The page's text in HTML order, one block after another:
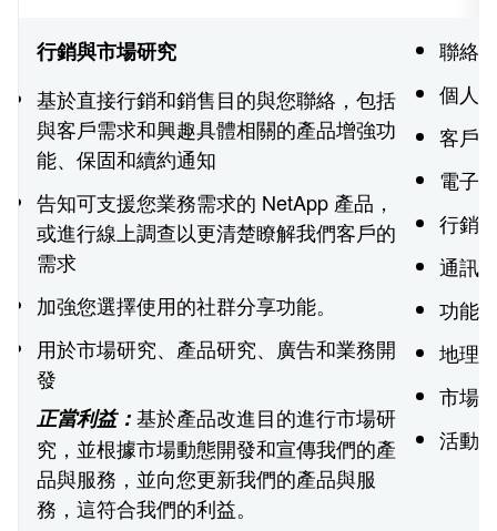
行銷與市場研究
基於直接行銷和銷售目的與您聯絡，包括
與客戶需求和興趣具體相關的產品增強功
能、保固和續約通知
告知可支援您業務需求的 NetApp 產品，
或進行線上調查以更清楚瞭解我們客戶的
需求
加強您選擇使用的社群分享功能。
用於市場研究、產品研究、廣告和業務開
發
正當利益：基於產品改進目的進行市場研
究，並根據市場動態開發和宣傳我們的產
品與服務，並向您更新我們的產品與服
務，這符合我們的利益。
聯絡
個人
客戶
電子
行銷
通訊
功能
地理
市場
活動